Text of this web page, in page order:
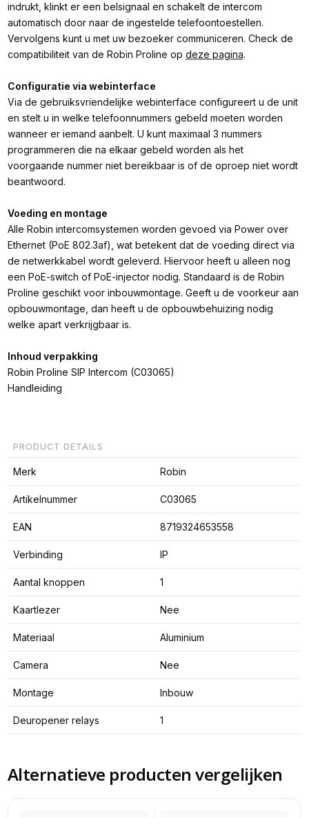
indrukt, klinkt er een belsignaal en schakelt de intercom
automatisch door naar de ingestelde telefoontoestellen.
Vervolgens kunt u met uw bezoeker communiceren. Check de
compatibiliteit van de Robin Proline op deze pagina.
Configuratie via webinterface
Via de gebruiksvriendelijke webinterface configureert u de unit
en stelt u in welke telefoonnummers gebeld moeten worden
wanneer er iemand aanbelt. U kunt maximaal 3 nummers
programmeren die na elkaar gebeld worden als het
voorgaande nummer niet bereikbaar is of de oproep niet wordt
beantwoord.
Voeding en montage
Alle Robin intercomsystemen worden gevoed via Power over
Ethernet (PoE 802.3af), wat betekent dat de voeding direct via
de netwerkkabel wordt geleverd. Hiervoor heeft u alleen nog
een PoE-switch of PoE-injector nodig. Standaard is de Robin
Proline geschikt voor inbouwmontage. Geeft u de voorkeur aan
opbouwmontage, dan heeft u de opbouwbehuizing nodig
welke apart verkrijgbaar is.
Inhoud verpakking
Robin Proline SIP Intercom (C03065)
Handleiding
PRODUCT DETAILS
Merk Robin
Artikelnummer C03065
EAN 8719324653558
Verbinding IP
Aantal knoppen 1
Kaartlezer Nee
Materiaal Aluminium
Camera Nee
Montage Inbouw
Deuropener relays 1
Alternatieve producten vergelijken